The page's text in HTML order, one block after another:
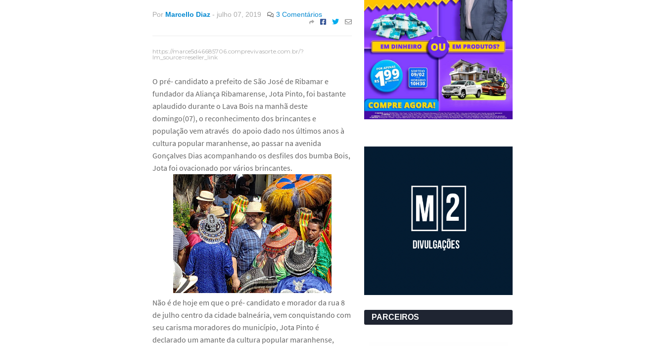
Por Marcello Diaz - julho 07, 2019 3 Comentários
https://marce5d46685706.comprevivasorte.com.br/?
lm_source=reseller_link
O pré- candidato a prefeito de São José de Ribamar e
fundador da Aliança Ribamarense, Jota Pinto, foi bastante
aplaudido durante o Lava Bois na manhã deste
domingo(07), o reconhecimento dos brincantes e
população vem através do apoio dado nos últimos anos à
cultura popular maranhense, ao passar na avenida
Gonçalves Dias acompanhando os desfiles dos bumba Bois,
Jota foi ovacionado por vários brincantes.
Não é de hoje em que o pré- candidato e morador da rua 8
de julho centro da cidade balneária, vem conquistando com
seu carisma moradores do município, Jota Pinto é
declarado um amante da cultura popular maranhense,
PARCEIROS